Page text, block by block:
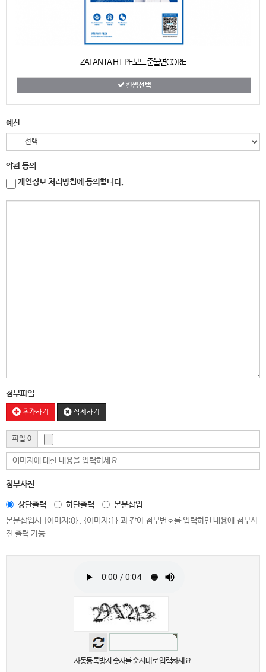
ZALANTA HT PF보드 준불연CORE
컨셉선택
예산
약관 동의
개인정보 처리방침에 동의합니다.
첨부파일
추가하기 삭제하기
파일 0
첨부사진
상단출력 하단출력
본문삽입
본문삽입시 {이미지:0}, {이미지:1} 과 같이 첨부번호를 입력하면 내용에 첨부사
진 출력 가능
자동등록방지 숫자를 순서대로 입력하세요.